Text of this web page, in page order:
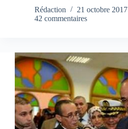
Rédaction
21 octobre 2017
42 commentaires